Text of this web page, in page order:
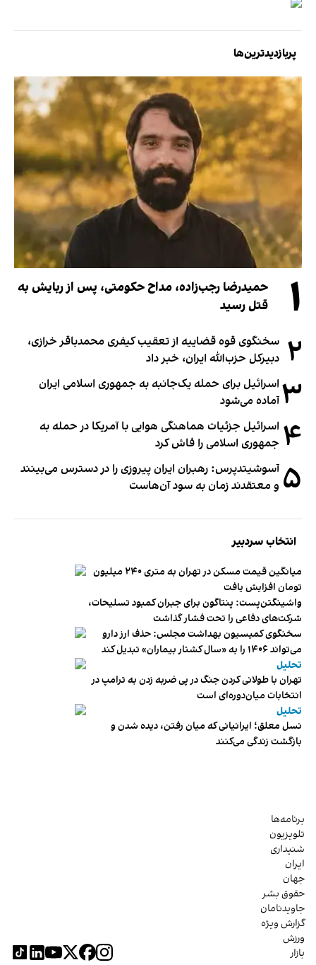
پربازدیدترین‌ها
۱
حمیدرضا رجب‌زاده، مداح حکومتی، پس از ربایش به
قتل رسید
۲ سخنگوی قوه قضاییه از تعقیب کیفری محمدباقر خرازی،
دبیر‌کل حزب‌الله ایران، خبر داد
۳ اسرائیل برای حمله یک‌جانبه به جمهوری اسلامی ایران
آماده می‌شود
۴ اسرائیل جزئیات هماهنگی هوایی با آمریکا در حمله به
جمهوری اسلامی را فاش کرد
۵ آسوشیتدپرس: رهبران ایران پیروزی را در دسترس می‌بینند
و معتقدند زمان به سود آن‌هاست
انتخاب سردبیر
میانگین قیمت مسکن در تهران به متری ۲۴۰ میلیون
تومان افزایش یافت
واشینگتن‌پست: پنتاگون برای جبران کمبود تسلیحات،
شرکت‌های دفاعی را تحت فشار گذاشت
سخنگوی کمیسیون بهداشت مجلس: حذف ارز دارو
می‌تواند ۱۴۰۶ را به «سال کشتار بیماران» تبدیل کند
تحلیل
تهران با طولانی کردن جنگ در پی ضربه زدن به ترامپ در
انتخابات میان‌دوره‌ای است
تحلیل
نسل معلق؛ ایرانیانی که میان رفتن، دیده شدن و
بازگشت زندگی می‌کنند
برنامه‌ها
تلویزیون
شنیداری
ایران
جهان
حقوق بشر
جاویدنامان
گزارش ویژه
ورزش
بازار